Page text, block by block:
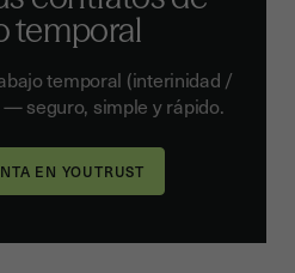
temporal
temporal (interinidad /
seguro, simple y rápido.